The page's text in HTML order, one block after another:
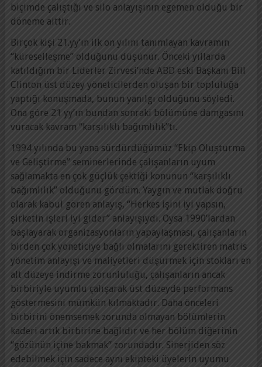
biçimde çalıştığı ve silo anlayışının egemen olduğu bir
döneme aittir.
Birçok kişi 21.yy’ın ilk on yılını tanımlayan kavramın
“küreselleşme” olduğunu düşünür. Önceki yıllarda
katıldığım bir Liderler Zirvesi’nde ABD eski Başkanı Bill
Clinton üst düzey yöneticilerden oluşan bir topluluğa
yaptığı konuşmada, bunun yanılgı olduğunu söyledi.
Ona göre 21 yy’ın bundan sonraki bölümüne damgasını
vuracak kavram “karşılıklı bağımlılık”tı.
1994 yılında bu yana sürdürdüğümüz “Ekip Oluşturma
ve Geliştirme” seminerlerinde çalışanların uyum
sağlamakta en çok güçlük çektiği konunun “karşılıklı
bağımlılık” olduğunu gördüm. Yaygın ve mutlak doğru
olarak kabul gören anlayış, “Herkes işini iyi yapsın,
şirketin işleri iyi gider” anlayışıydı. Oysa 1990’lardan
başlayarak organizasyonların yapaylaşması, çalışanların
birden çok yöneticiye bağlı olmalarını gerektiren matris
yönetim anlayışı ve maliyetleri düşürmek için stokları en
alt düzeye indirme zorunluluğu, çalışanların ancak
birbiriyle uyumlu çalışarak üst düzeyde performans
göstermesini mümkün kılmaktadır. Daha önceleri
birbirini önemsemek zorunda olmayan bölümlerin
kaderi artık birbirine bağlıdır ve her bölüm diğerinin
“gözünün içine bakmak” zorundadır. Sinerjiden söz
edebilmek için sadece aynı ekipteki üyelerin uyumu